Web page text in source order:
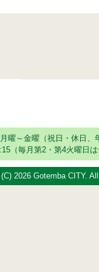
曜～金曜（祝日・休日、
（毎月第2・第4火曜日
2026 Gotemba CITY.